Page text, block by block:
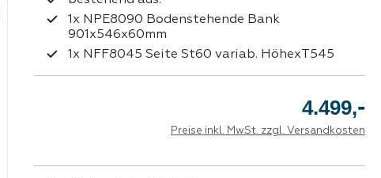
1x NPE8090 Bodenstehende Bank
901x546x60mm
1x NFF8045 Seite St60 variab. HöhexT545
4.499,-
Preise inkl. MwSt. zzgl. Versandkosten